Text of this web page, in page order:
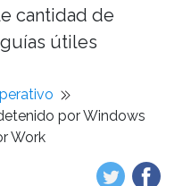
cantidad de
útiles
por Windows
Work